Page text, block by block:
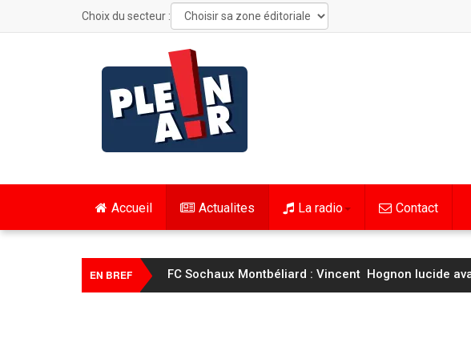
Choix du secteur :
Accueil Actualites La radio Contact
EN BREF FC Sochaux Montbéliard : Vincent Hognon lucide